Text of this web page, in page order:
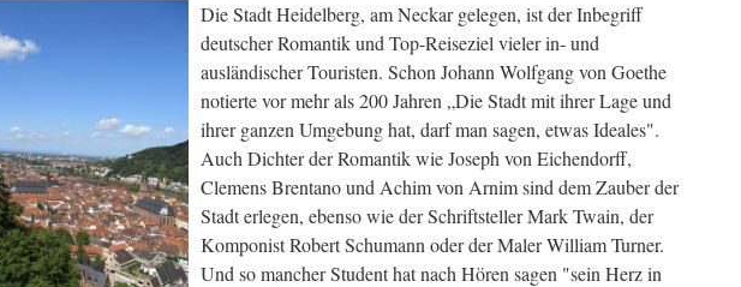
Die Stadt Heidelberg, am Neckar gelegen, ist der Inbegriff
deutscher Romantik und Top-Reiseziel vieler in- und
ausländischer Touristen. Schon Johann Wolfgang von Goethe
notierte vor mehr als 200 Jahren „Die Stadt mit ihrer Lage und
ihrer ganzen Umgebung hat, darf man sagen, etwas Ideales".
Auch Dichter der Romantik wie Joseph von Eichendorff,
Clemens Brentano und Achim von Arnim sind dem Zauber der
Stadt erlegen, ebenso wie der Schriftsteller Mark Twain, der
Komponist Robert Schumann oder der Maler William Turner.
Und so mancher Student hat nach Hören sagen "sein Herz in